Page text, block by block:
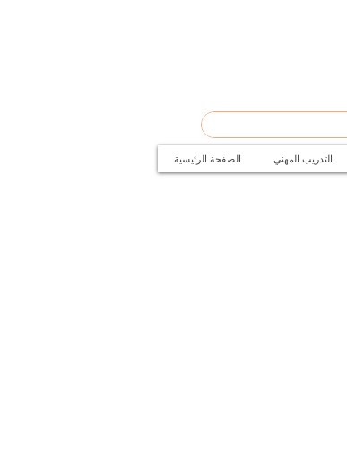
الصفحة الرئيسية التدريب المهني